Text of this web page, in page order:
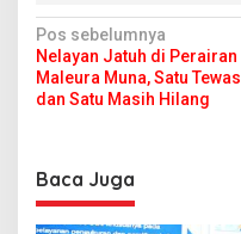
N
a
v
g
a
Pos sebelumnya
Nelayan Jatuh di Perairan
Maleura Muna, Satu Tewas
dan Satu Masih Hilang
Baca Juga